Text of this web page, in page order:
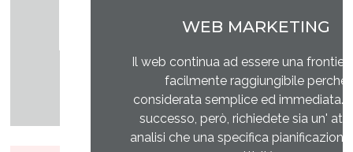
WEB MARKETING
Il web continua ad essere una frontiera non
facilmente raggiungibile perchè
considerata semplice ed immediata. Avere
successo, però, richiedete sia un' attenta
analisi che una specifica pianificazione delle